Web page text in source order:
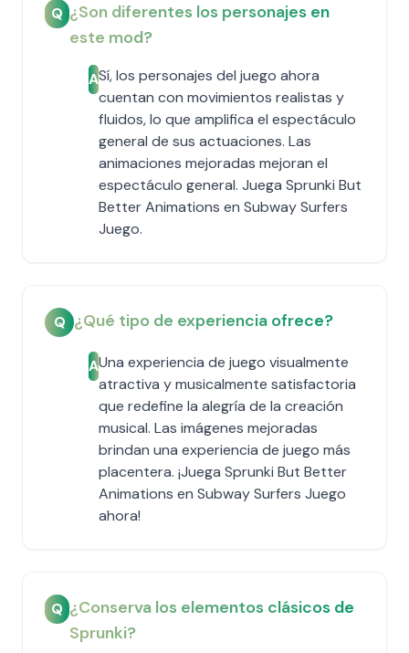
Q ¿Son diferentes los personajes en
este mod?
ASí, los personajes del juego ahora
cuentan con movimientos realistas y
fluidos, lo que amplifica el espectáculo
general de sus actuaciones. Las
animaciones mejoradas mejoran el
espectáculo general. Juega Sprunki But
Better Animations en Subway Surfers
Juego.
Q ¿Qué tipo de experiencia ofrece?
AUna experiencia de juego visualmente
atractiva y musicalmente satisfactoria
que redefine la alegría de la creación
musical. Las imágenes mejoradas
brindan una experiencia de juego más
placentera. ¡Juega Sprunki But Better
Animations en Subway Surfers Juego
ahora!
Q ¿Conserva los elementos clásicos de
Sprunki?